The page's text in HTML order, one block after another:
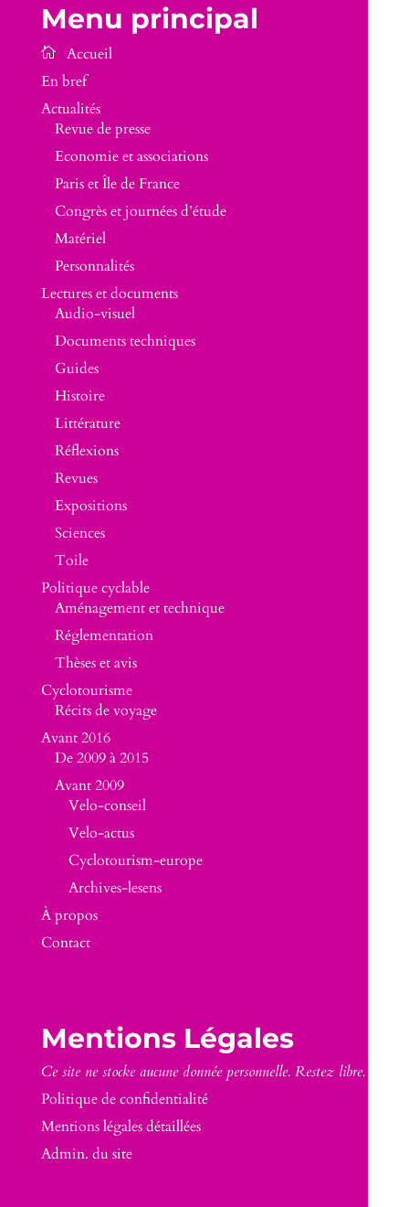
Menu principal
En bref
Actualités
Revue de presse
Economie et associations
Paris et Île de France
Congrès et journées d’étude
Matériel
Personnalités
Lectures et documents
Audio-visuel
Documents techniques
Guides
Histoire
Littérature
Réflexions
Revues
Expositions
Sciences
Toile
Politique cyclable
Aménagement et technique
Réglementation
Thèses et avis
Cyclotourisme
Récits de voyage
Avant 2016
De 2009 à 2015
Avant 2009
Velo-conseil
Velo-actus
Cyclotourism-europe
Archives-lesens
À propos
Contact
Mentions Légales
Ce site ne stocke aucune donnée personnelle. Restez libre.
Politique de confidentialité
Mentions légales détaillées
Admin. du site